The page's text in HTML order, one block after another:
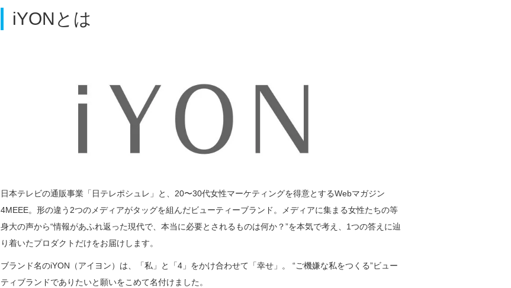
iYONとは
日本テレビの通販事業「日テレポシュレ」と、20〜30代女性マーケティングを得意とするWebマガジン
4MEEE。形の違う2つのメディアがタッグを組んだビューティーブランド。メディアに集まる女性たちの等
身大の声から“情報があふれ返った現代で、本当に必要とされるものは何か？”を本気で考え、1つの答えに辿
り着いたプロダクトだけをお届けします。
ブランド名のiYON（アイヨン）は、「私」と「4」をかけ合わせて「幸せ」。 “ご機嫌な私をつくる”ビュー
ティブランドでありたいと願いをこめて名付けました。